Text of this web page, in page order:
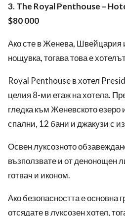
3. The Royal Penthouse –
$80 000
Ако сте в Женева, Швейцария
нощувка, тогава това е
Royal Penthouse в хотел
целия 8-ми етаж на хотела.
гледка към Женевското езеро
спални, 12 бани и джакузи с
Освен луксозното
възползвате и от денонощен
готвач и иконом.
Ако безопасността е основна
отсядате в луксозен хотел,